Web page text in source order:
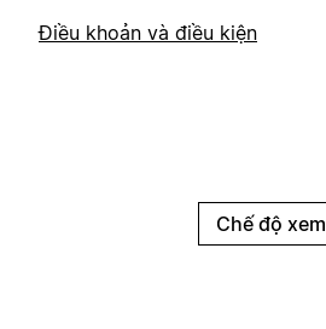
Điều khoản và điều kiện
Chế độ xem